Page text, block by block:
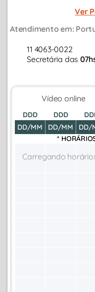
Ver
Atendimento em:
11 4063-0022
Secretária das
Vídeo online
DDD
DD/MM
DDD
DD/MM
DD/
*
Carregando